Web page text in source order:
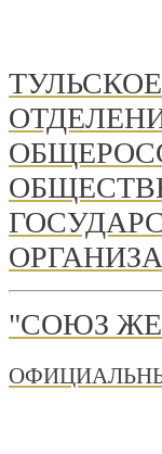
"СОЮЗ